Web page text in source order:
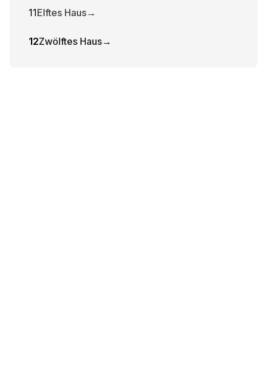
11Elftes Haus→
12Zwölftes Haus→